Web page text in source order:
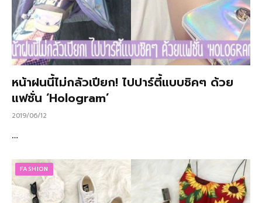
หน้าฝนนี้ไม่กลัวเปียก! ไปปาร์ตี้แบบชิคๆ ด้วย
แฟชั่น ‘Hologram’
2019/06/12
…
FASHION